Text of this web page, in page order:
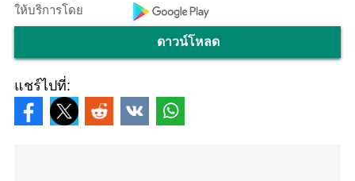
ให้บริการโดย
ดาวน์โหลด
แชร์ไปที่: